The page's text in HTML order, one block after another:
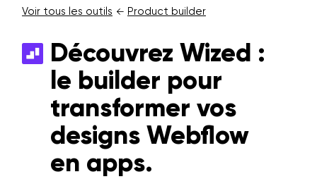
Voir tous les outils ← Product builder
Découvrez Wized :
le builder pour
transformer vos
designs Webflow
en apps.